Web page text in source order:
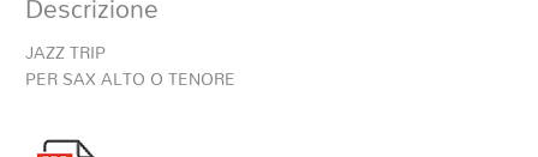
JAZZ TRIP
PER SAX ALTO O TENORE